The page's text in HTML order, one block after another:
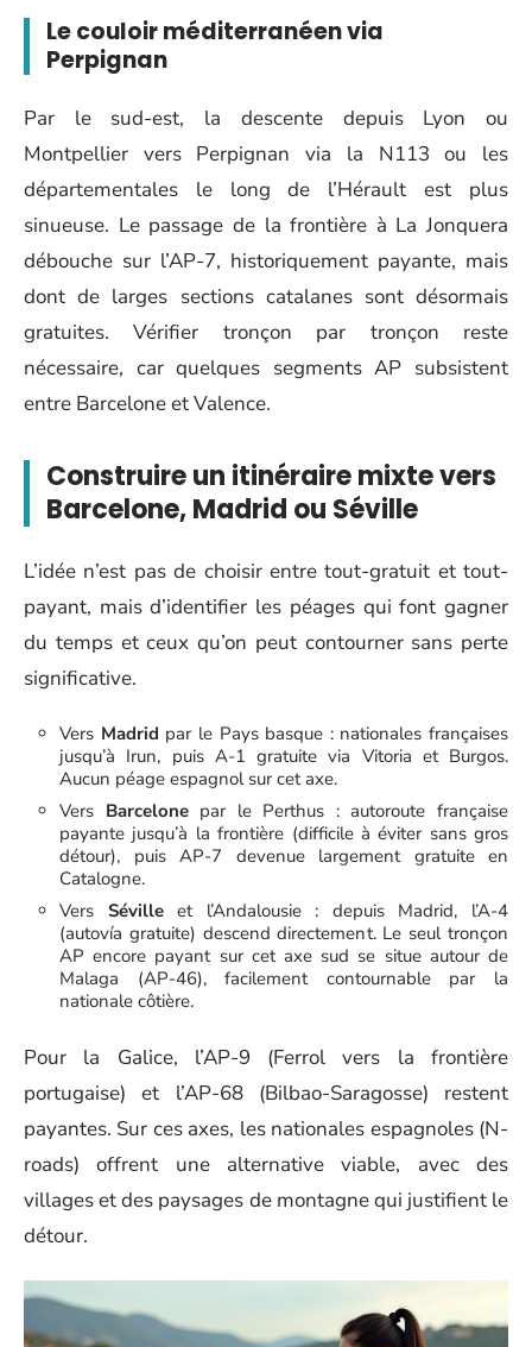
Le couloir méditerranéen via
Perpignan
Par le sud-est, la descente depuis Lyon ou
Montpellier vers Perpignan via la N113 ou les
départementales le long de l’Hérault est plus
sinueuse. Le passage de la frontière à La Jonquera
débouche sur l’AP-7, historiquement payante, mais
dont de larges sections catalanes sont désormais
gratuites. Vérifier tronçon par tronçon reste
nécessaire, car quelques segments AP subsistent
entre Barcelone et Valence.
Construire un itinéraire mixte vers
Barcelone, Madrid ou Séville
L’idée n’est pas de choisir entre tout-gratuit et tout-
payant, mais d’identifier les péages qui font gagner
du temps et ceux qu’on peut contourner sans perte
significative.
Vers Madrid par le Pays basque : nationales françaises
jusqu’à Irun, puis A-1 gratuite via Vitoria et Burgos.
Aucun péage espagnol sur cet axe.
Vers Barcelonepar le Perthus : autoroute française
payante jusqu’à la frontière (difficile à éviter sans gros
détour), puis AP-7 devenue largement gratuite en
Catalogne.
Vers Sévilleet l’Andalousie : depuis Madrid, l’A-4
(autovía gratuite) descend directement. Le seul tronçon
AP encore payant sur cet axe sud se situe autour de
Malaga (AP-46), facilement contournable par la
nationale côtière.
Pour la Galice, l’AP-9 (Ferrol vers la frontière
portugaise) et l’AP-68 (Bilbao-Saragosse) restent
payantes. Sur ces axes, les nationales espagnoles (N-
roads) offrent une alternative viable, avec des
villages et des paysages de montagne qui justifient le
détour.